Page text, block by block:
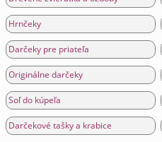
Hrnčeky
Darčeky pre priateľa
Originálne darčeky
Soľ do kúpeľa
Darčekové tašky a krabice